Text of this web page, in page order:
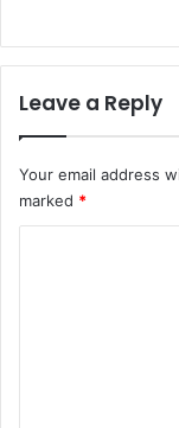
Leave a Reply
Your email address
marked *